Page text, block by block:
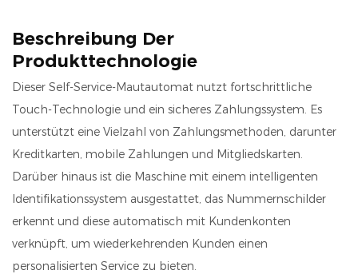
Beschreibung Der
Produkttechnologie
Dieser Self-Service-Mautautomat nutzt fortschrittliche
Touch-Technologie und ein sicheres Zahlungssystem. Es
unterstützt eine Vielzahl von Zahlungsmethoden, darunter
Kreditkarten, mobile Zahlungen und Mitgliedskarten.
Darüber hinaus ist die Maschine mit einem intelligenten
Identifikationssystem ausgestattet, das Nummernschilder
erkennt und diese automatisch mit Kundenkonten
verknüpft, um wiederkehrenden Kunden einen
personalisierten Service zu bieten.